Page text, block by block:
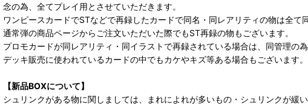
念の為、全てプレイ用とさせていただきます。
ワンピースカードでSTなどで再録したカードで同名・同レアリティの物は全て
通常弾の商品ページからご注文いただいた際でもST再録の物もございます。
プロモカードが同レアリティ・同イラストで再録されている場合は、同管理の
デッキ販売に使われているカードの中でもカケやキズ等ある場合もございます。
【新品BOXについて】
シュリンクがある物に関しましては、まれによれが多いもの・シュリンクが緩